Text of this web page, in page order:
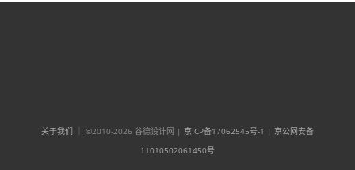
关于我们 ｜ ©2010-2026 谷德设计网 | 京ICP备17062545号-1 | 京公网安备
11010502061450号